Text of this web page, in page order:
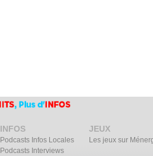
INFOS
Podcasts Infos Locales
Podcasts Interviews
JEUX
Les jeux sur